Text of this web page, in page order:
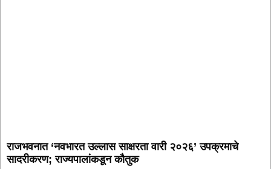
राजभवनात ‘नवभारत उल्लास साक्षरता वारी २०२६’ उपक्रमाचे
सादरीकरण; राज्यपालांकडून कौतुक